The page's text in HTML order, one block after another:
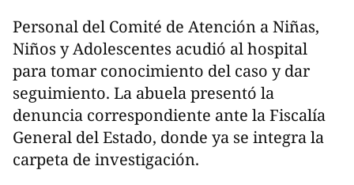
Personal del Comité de Atención a Niñas,
Niños y Adolescentes acudió al hospital
para tomar conocimiento del caso y dar
seguimiento. La abuela presentó la
denuncia correspondiente ante la Fiscalía
General del Estado, donde ya se integra la
carpeta de investigación.